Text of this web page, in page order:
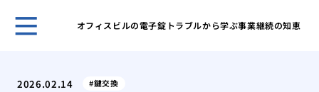
オフィスビルの電子錠トラブルから学ぶ事業継続の知恵
2026.02.14 鍵交換